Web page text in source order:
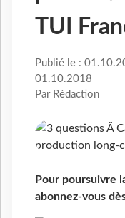
TUI
Publié le :
01.10.2018
Par Rédaction
Pour poursuivre
abonnez-vous